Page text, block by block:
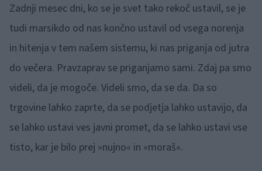
Zadnji mesec dni, ko se je svet tako rekoč ustavil, se je
tudi marsikdo od nas končno ustavil od vsega norenja
in hitenja v tem našem sistemu, ki nas priganja od jutra
do večera. Pravzaprav se priganjamo sami. Zdaj pa smo
videli, da je mogoče. Videli smo, da se da. Da so
trgovine lahko zaprte, da se podjetja lahko ustavijo, da
se lahko ustavi ves javni promet, da se lahko ustavi vse
tisto, kar je bilo prej »nujno« in »moraš«.